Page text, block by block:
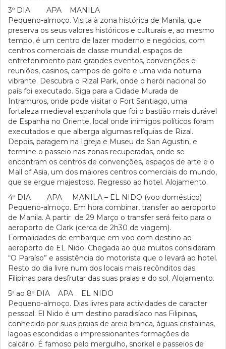
3º DIA APA MANILA
Pequeno-almoço. Visita à zona histórica de Manila, que
preserva os seus valores históricos e culturais e, ao mesmo
tempo, é um centro de lazer moderno e negócios, com
centros comerciais de classe mundial, espaços de
entretenimento para grandes eventos, convenções e
reuniões, casinos, campos de golfe e uma vida noturna
vibrante. Descubra o Rizal Park, onde o herói nacional do
país foi executado. Siga para a Cidade Murada de
Intramuros, onde pode visitar o Fort Santiago, uma
fortaleza medieval espanhola que foi o bastião mais durável
de Espanha no Oriente, local onde inimigos políticos foram
executados e que alberga algumas relíquias de Rizal.
Depois, paragem na Igreja e Museu de San Agustin, e
termine o passeio nas zonas recuperadas, onde se
encontram os centros de convenções, espaços de arte e o
Mall of Asia, um dos maiores centros comerciais do mundo,
que se ergue majestoso. Regresso ao hotel. Alojamento.
4º DIA APA MANILA – EL NIDO (voo doméstico)
Pequeno-almoço. Em hora combinar, transfer ao aeroporto
de Manila. A partir de 29 Março o transfer será feito para o
aeroporto de Clark (cerca de 2h30 de viagem).
Formalidades de embarque em voo com destino ao
aeroporto de EL Nido. Chegada ao que muitos consideram
“O Paraíso” e assistência do motorista que o levará ao hotel.
Resto do dia livre num dos locais mais recônditos das
Filipinas para desfrutar das suas praias e do sol. Alojamento.
5º ao 8º DIA APA EL NIDO
Pequeno-almoço. Dias livres para actividades de caracter
pessoal. El Nido é um destino paradisíaco nas Filipinas,
conhecido por suas praias de areia branca, águas cristalinas,
lagoas escondidas e impressionantes formações de
calcário. É famoso pelo mergulho, snorkel e passeios de